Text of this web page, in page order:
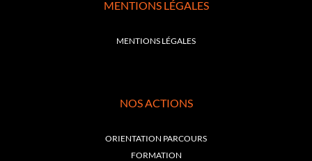
MENTIONS LÉGALES
MENTIONS LÉGALES
NOS ACTIONS
ORIENTATION PARCOURS
FORMATION